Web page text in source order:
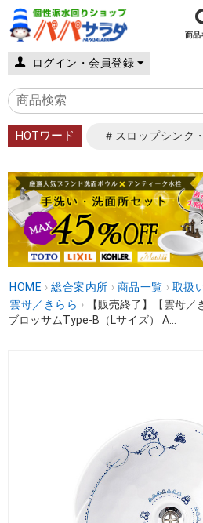
商品
ログイン・会員登録
HOTワード ＃スロップシンク
HOME › 総合案内所 › 商品一覧 › 取扱
雲母／きらら ›
【販売終了】【雲母
ブロッサムType-B（Lサイズ） A...